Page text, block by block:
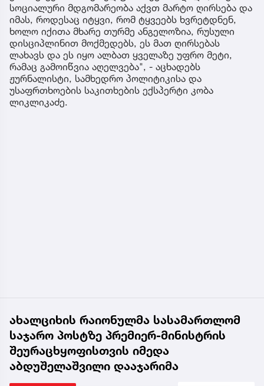
სოციალური მდგომარეობა აქვთ მარტო ღირსება და
იმას, როდესაც იტყვი, რომ ტყვეებს ხვრეტდნენ,
ხოლო იქითა მხარე თურმე ანგელოზია, რუსული
დისციპლინით მოქმედებს, ეს მათ ღირსებას
ლახავს და ეს იყო ალბათ ყველაზე უფრო მეტი,
რამაც გამოიწვია აღელვება", - აცხადებს
ჟურნალისტი, სამხედრო პოლიტიკისა და
უსაფრთხოების საკითხების ექსპერტი კობა
ლიკლიკაძე.
ახალციხის რაიონულმა სასამართლომ
საჯარო პოსტზე პრემიერ-მინისტრის
შეურაცხყოფისთვის იმედა
აბდუშელაშვილი დააჯარიმა